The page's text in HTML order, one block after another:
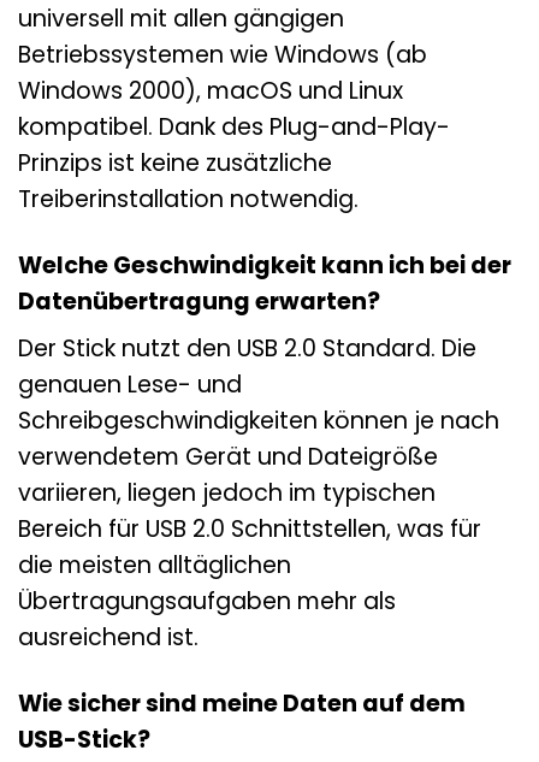
universell mit allen gängigen
Betriebssystemen wie Windows (ab
Windows 2000), macOS und Linux
kompatibel. Dank des Plug-and-Play-
Prinzips ist keine zusätzliche
Treiberinstallation notwendig.
Welche Geschwindigkeit kann ich bei der
Datenübertragung erwarten?
Der Stick nutzt den USB 2.0 Standard. Die
genauen Lese- und
Schreibgeschwindigkeiten können je nach
verwendetem Gerät und Dateigröße
variieren, liegen jedoch im typischen
Bereich für USB 2.0 Schnittstellen, was für
die meisten alltäglichen
Übertragungsaufgaben mehr als
ausreichend ist.
Wie sicher sind meine Daten auf dem
USB-Stick?